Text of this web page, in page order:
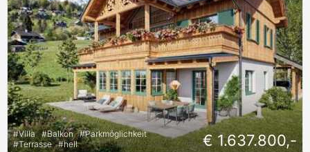
#Villa #Balkon #Parkmöglichkeit
#Terrasse #hell € 1.637.800,-